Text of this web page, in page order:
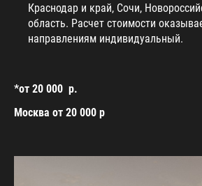
Краснодар и край, Сочи,
область. Расчет стоимости
направлениям индивидуальный.
*от 20 000 р.
Москва от 20 000 р